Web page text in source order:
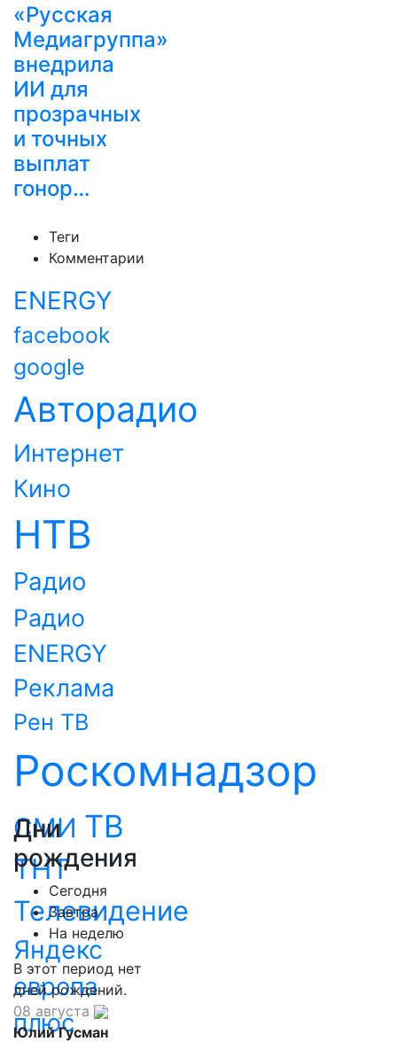
«Русская
Медиагруппа»
внедрила
ИИ для
прозрачных
и точных
выплат
гонор…
Теги
Комментарии
ENERGY
facebook
google
Авторадио
Интернет
Кино
НТВ
Радио
Радио
ENERGY
Реклама
Рен ТВ
Роскомнадзор
СМИ ТВ
ТНТ
Телевидение
Яндекс
европа
плюс
Дни
рождения
Сегодня
Завтра
На неделю
В этот период нет
дней рождений.
08 августа
Юлий Гусман